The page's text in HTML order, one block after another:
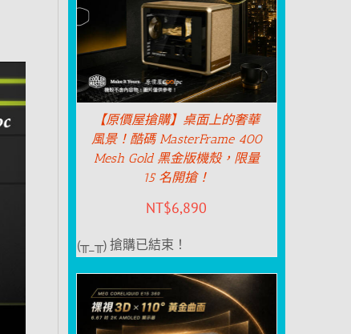
【原價屋搶購】桌面上的奢華
風景！酷碼 MasterFrame 400
Mesh Gold 黑金版機殼，限量
15 名開搶！
NT$6,890
(╥_╥) 搶購已結束！